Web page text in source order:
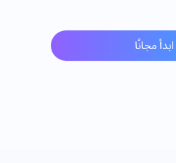
ابدأ مجانًا